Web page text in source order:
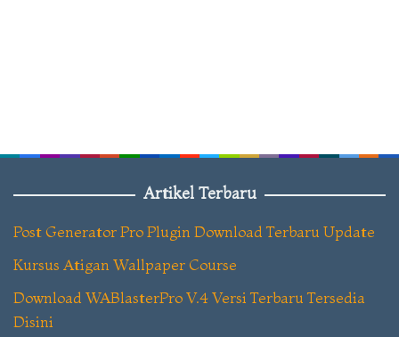
Artikel Terbaru
Post Generator Pro Plugin Download Terbaru Update
Kursus Atigan Wallpaper Course
Download WABlasterPro V.4 Versi Terbaru Tersedia
Disini